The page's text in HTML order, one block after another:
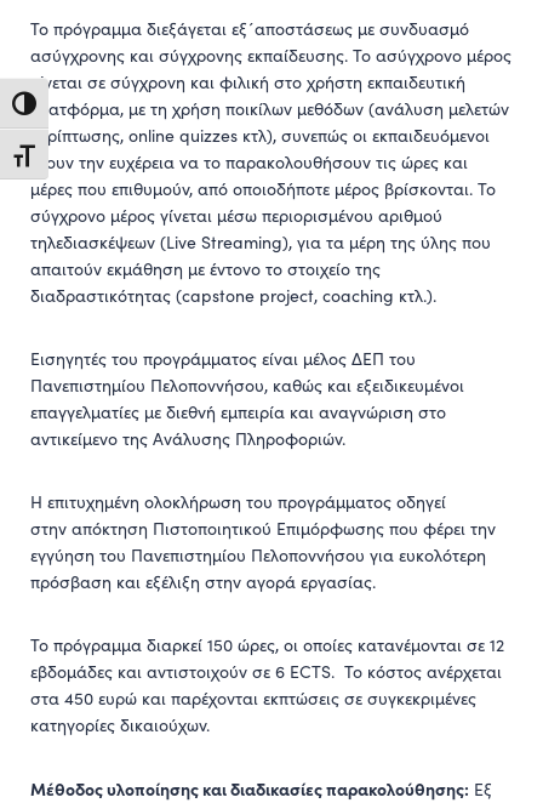
Toggle High Contrast
Toggle Font size
Το πρόγραμμα διεξάγεται εξ΄αποστάσεως με συνδυασμό
ασύγχρονης και σύγχρονης εκπαίδευσης. Το ασύγχρονο μέρος
γίνεται σε σύγχρονη και φιλική στο χρήστη εκπαιδευτική
πλατφόρμα, με τη χρήση ποικίλων μεθόδων (ανάλυση μελετών
περίπτωσης, online quizzes κτλ), συνεπώς οι εκπαιδευόμενοι
έχουν την ευχέρεια να το παρακολουθήσουν τις ώρες και
μέρες που επιθυμούν, από οποιοδήποτε μέρος βρίσκονται. Το
σύγχρονο μέρος γίνεται μέσω περιορισμένου αριθμού
τηλεδιασκέψεων (Live Streaming), για τα μέρη της ύλης που
απαιτούν εκμάθηση με έντονο το στοιχείο της
διαδραστικότητας (capstone project, coaching κτλ.).
Εισηγητές του προγράμματος είναι μέλος ΔΕΠ του
Πανεπιστημίου Πελοποννήσου, καθώς και εξειδικευμένοι
επαγγελματίες με διεθνή εμπειρία και αναγνώριση στο
αντικείμενο της Ανάλυσης Πληροφοριών.
Η επιτυχημένη ολοκλήρωση του προγράμματος οδηγεί
στην απόκτηση Πιστοποιητικού Επιμόρφωσης που φέρει την
εγγύηση του Πανεπιστημίου Πελοποννήσου για ευκολότερη
πρόσβαση και εξέλιξη στην αγορά εργασίας.
Το πρόγραμμα διαρκεί 150 ώρες, οι οποίες κατανέμονται σε 12
εβδομάδες και αντιστοιχούν σε 6 ECTS. Το κόστος ανέρχεται
στα 450 ευρώ και παρέχονται εκπτώσεις σε συγκεκριμένες
κατηγορίες δικαιούχων.
Μέθοδος υλοποίησης και διαδικασίες παρακολούθησης: Εξ